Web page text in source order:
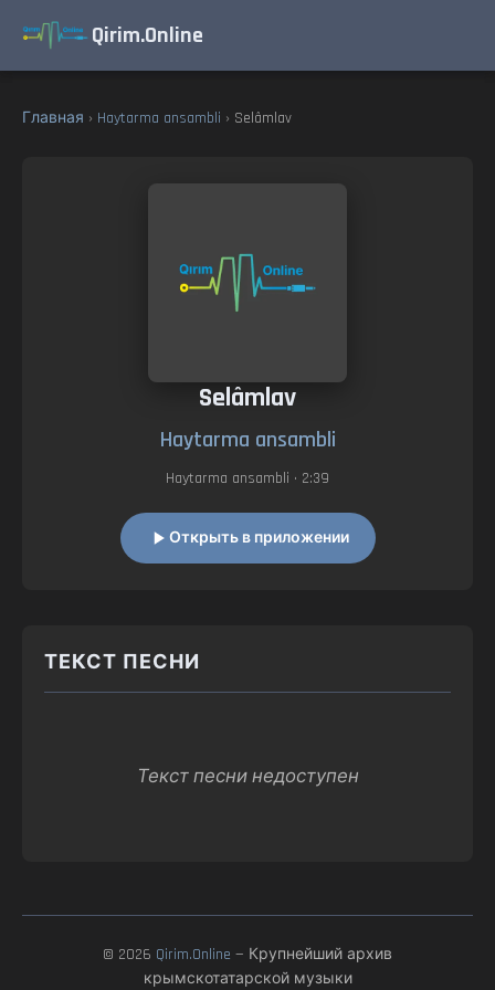
Qirim.Online
Главная › Haytarma ansambli › Selâmlav
Selâmlav
Haytarma ansambli
Haytarma ansambli • 2:39
Открыть в приложении
ТЕКСТ ПЕСНИ
Текст песни недоступен
© 2026 Qirim.Online — Крупнейший архив
крымскотатарской музыки